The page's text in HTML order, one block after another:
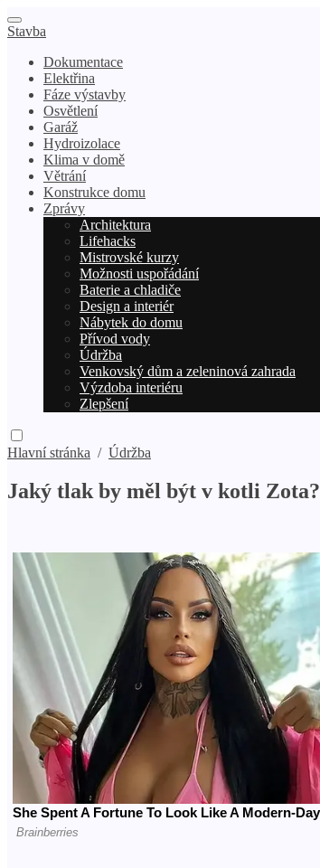
Stavba
Dokumentace
Elektřina
Fáze výstavby
Osvětlení
Garáž
Hydroizolace
Klima v domě
Větrání
Konstrukce domu
Zprávy
Architektura
Lifehacks
Mistrovské kurzy
Možnosti uspořádání
Baterie a chladiče
Design a interiér
Nábytek do domu
Přívod vody
Údržba
Venkovský dům a zeleninová zahrada
Výzdoba interiéru
Zlepšení
Hlavní stránka / Údržba
Jaký tlak by měl být v kotli Zota?